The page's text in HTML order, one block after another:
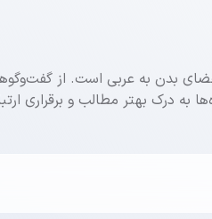
اعضای بدن به عربی است. از
به درک بهتر مطالب و برقراری